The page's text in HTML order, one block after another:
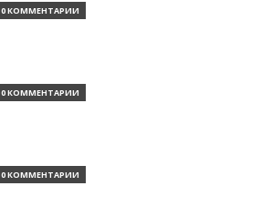
0 КОММЕНТАРИИ
0 КОММЕНТАРИИ
0 КОММЕНТАРИИ